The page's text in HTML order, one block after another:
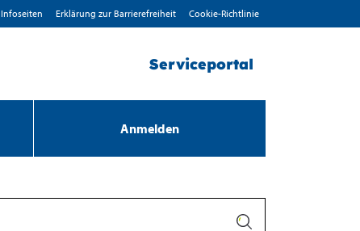
Infoseiten Erklärung zur Barrierefreiheit Cookie-Richtlinie
Serviceportal
Anmelden